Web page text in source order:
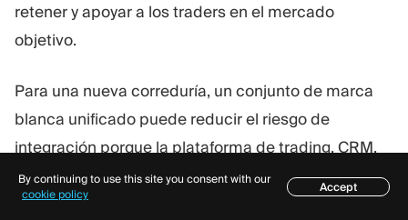
retener y apoyar a los traders en el mercado
objetivo.
Para una nueva correduría, un conjunto de marca
blanca unificado puede reducir el riesgo de
integración porque la plataforma de trading, CRM,
KYC, pagos, informes, herramientas de negociación
y módulo de afiliados ya están diseñados para
Índice
By continuing to use this site you consent with our
cookie policy
Accept